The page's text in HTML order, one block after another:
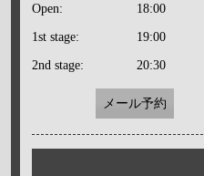
Open: 18:00
1st stage: 19:00
2nd stage: 20:30
メール予約